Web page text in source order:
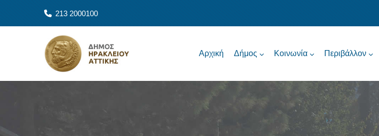
213 2000100
Αρχική Δήμος Κοινωνία Περιβάλλον